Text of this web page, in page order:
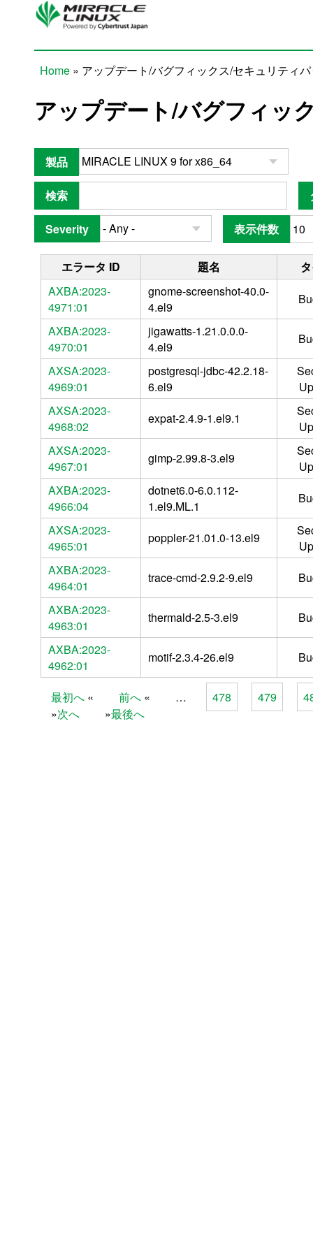
Skip to main content
Home » アップデート/バグフィックス/セキュリティ
アップデート/バグフィッ
製品
検索
Severity 表示件数
エラータ ID 題名
AXBA:2023-
4971:01
gnome-screenshot-40.0-
4.el9
AXBA:2023-
4970:01
jigawatts-1.21.0.0.0-
4.el9
AXSA:2023-
4969:01
postgresql-jdbc-42.2.18-
6.el9
AXSA:2023-
4968:02
expat-2.4.9-1.el9.1
AXSA:2023-
4967:01
gimp-2.99.8-3.el9
AXBA:2023-
4966:04
dotnet6.0-6.0.112-
1.el9.ML.1
AXSA:2023-
4965:01
poppler-21.01.0-13.el9
AXBA:2023-
4964:01
trace-cmd-2.9.2-9.el9
AXBA:2023-
4963:01
thermald-2.5-3.el9
AXBA:2023-
4962:01
motif-2.3.4-26.el9
Pages
最初へ 前へ … 478 479
次へ
最後へ